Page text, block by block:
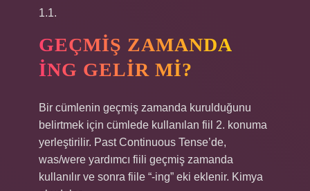
1.1.
GEÇMIŞ ZAMANDA
ING GELIR MI?
Bir cümlenin geçmiş zamanda kurulduğunu
belirtmek için cümlede kullanılan fiil 2. konuma
yerleştirilir. Past Continuous Tense’de,
was/were yardımcı fiili geçmiş zamanda
kullanılır ve sonra fiile “-ing” eki eklenir. Kimya